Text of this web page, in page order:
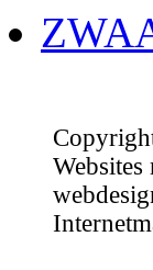
Websites